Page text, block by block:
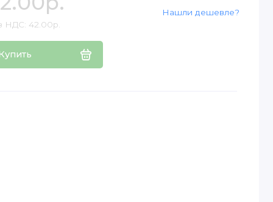
НДС: 42.00р.
Нашли дешевле?